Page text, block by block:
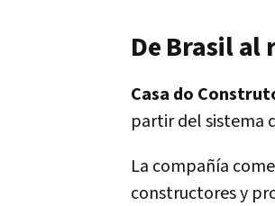
De Brasil al
Casa do
partir del sistema
La compañía
constructores y